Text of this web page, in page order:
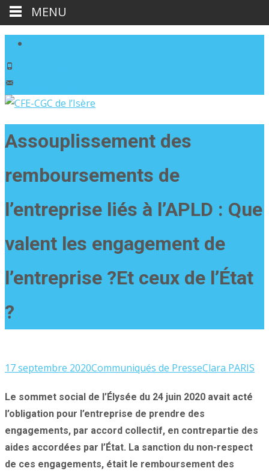
Assouplissement des
remboursements de
l’entreprise liés à l’APLD : Que
valent les engagement de
l’entreprise ?Et ceux de l’État
?
17 septembre 2020Communiqués de PresseClara PARIS
Le sommet social de l’Élysée du 24 juin 2020 avait acté
l’obligation pour l’entreprise de prendre des
engagements, par accord collectif, en contrepartie des
aides accordées par l’État. La sanction du non-respect
de ces engagements, était le remboursement des
MENU